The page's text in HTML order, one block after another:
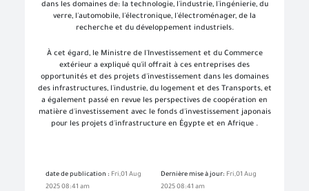
dans les domaines de: la technologie, l'industrie, l'ingénierie, du
verre, l'automobile, l'électronique, l'électroménager, de la
recherche et du développement industriels.
À cet égard, le Ministre de l'Investissement et du Commerce
extérieur a expliqué qu'il offrait à ces entreprises des
opportunités et des projets d'investissement dans les domaines
des infrastructures, l'industrie, du logement et des Transports, et
a également passé en revue les perspectives de coopération en
matière d'investissement avec le fonds d'investissement japonais
pour les projets d'infrastructure en Égypte et en Afrique .
date de publication : Fri,01 Aug
2025 08:41 am
Dernière mise à jour: Fri,01 Aug
2025 08:41 am